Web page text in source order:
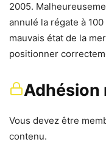
2005.
annulé la régate à
mauvais état de la
positionner
Adhésion
Vous devez être
contenu.